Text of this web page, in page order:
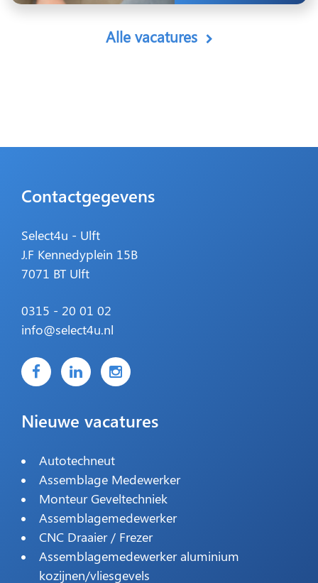
Alle vacatures
Contactgegevens
Select4u - Ulft
J.F Kennedyplein 15B
7071 BT Ulft
0315 - 20 01 02
info@select4u.nl
Nieuwe vacatures
Autotechneut
Assemblage Medewerker
Monteur Geveltechniek
Assemblagemedewerker
CNC Draaier / Frezer
Assemblagemedewerker aluminium
kozijnen/vliesgevels